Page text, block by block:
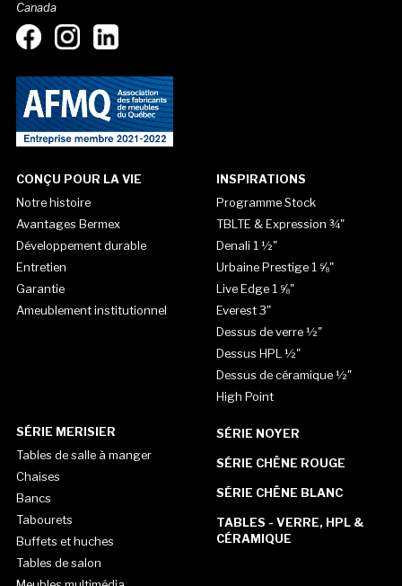
Canada
CONÇU POUR LA VIE
Notre histoire
Avantages Bermex
Développement durable
Entretien
Garantie
Ameublement institutionnel
INSPIRATIONS
Programme Stock
TBLTE & Expression ¾"
Denali 1 ½"
Urbaine Prestige 1 ⅝"
Live Edge 1 ⅝"
Everest 3"
Dessus de verre ½"
Dessus HPL ½"
Dessus de céramique ½"
High Point
SÉRIE MERISIER
Tables de salle à manger
Chaises
Bancs
Tabourets
Buffets et huches
Tables de salon
SÉRIE NOYER
SÉRIE CHÊNE ROUGE
SÉRIE CHÊNE BLANC
TABLES - VERRE, HPL &
CÉRAMIQUE